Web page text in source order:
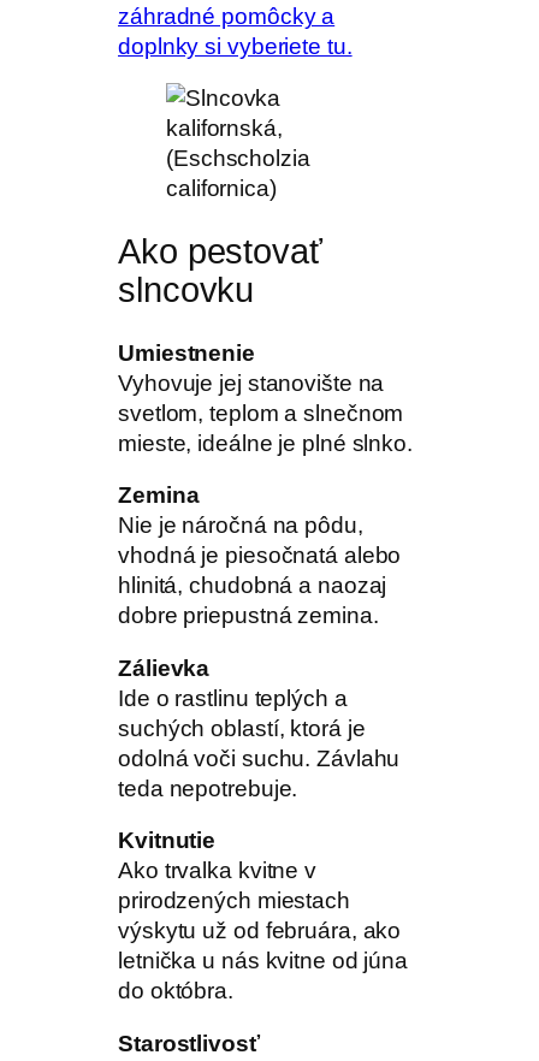
záhradné pomôcky a
doplnky si vyberiete tu.
Ako pestovať
slncovku
Umiestnenie
Vyhovuje jej stanovište na
svetlom, teplom a slnečnom
mieste, ideálne je plné slnko.
Zemina
Nie je náročná na pôdu,
vhodná je piesočnatá alebo
hlinitá, chudobná a naozaj
dobre priepustná zemina.
Zálievka
Ide o rastlinu teplých a
suchých oblastí, ktorá je
odolná voči suchu. Závlahu
teda nepotrebuje.
Kvitnutie
Ako trvalka kvitne v
prirodzených miestach
výskytu už od februára, ako
letnička u nás kvitne od júna
do októbra.
Starostlivosť